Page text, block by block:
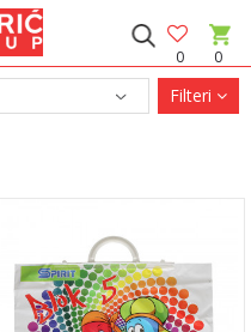
0
0
Filteri